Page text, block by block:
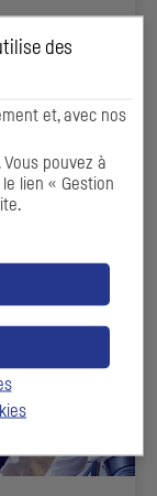
des
et, avec nos
pouvez à
lien « Gestion